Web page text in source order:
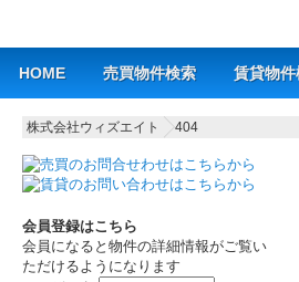
HOME 売買物件検索 賃貸物件
株式会社ウィズエイト 404
会員登録はこちら
会員になると物件の詳細情報がご覧い
ただけるようになります